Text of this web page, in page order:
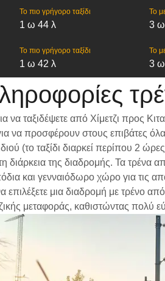
Το πιο γρήγορο ταξίδι
1 ω 44 λ
Το
3
Το πιο γρήγορο ταξίδι
1 ω 42 λ
Το
3
να ταξιδέψετε από Χίμετζι προς
να προσφέρουν στους επιβάτες
(το ταξίδι διαρκεί περίπου 2
διάρκεια της διαδρομής. Τα τρένα
και γενναιόδωρο χώρο για τις
μια διαδρομή με τρένο
μεταφοράς, καθιστώντας πολύ